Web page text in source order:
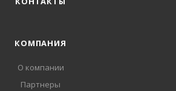
КОМПАНИЯ
О компании
Партнеры